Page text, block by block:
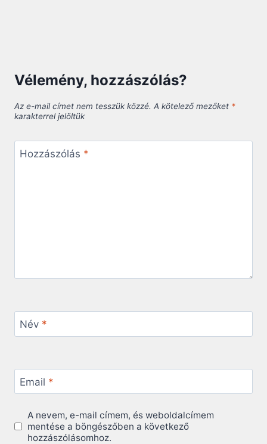
Vélemény, hozzászólás?
Az e-mail címet nem tesszük közzé. A kötelező mezőket *
karakterrel jelöltük
Hozzászólás *
Név *
Email *
A nevem, e-mail címem, és weboldalcímem
mentése a böngészőben a következő
hozzászólásomhoz.